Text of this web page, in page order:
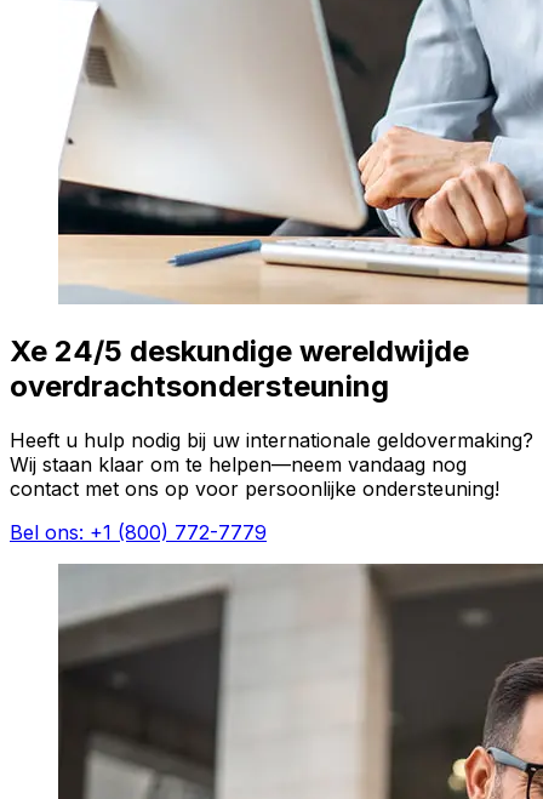
Xe 24/5 deskundige wereldwijde
overdrachtsondersteuning
Heeft u hulp nodig bij uw internationale geldovermaking?
Wij staan klaar om te helpen—neem vandaag nog
contact met ons op voor persoonlijke ondersteuning!
Bel ons: +1 (800) 772-7779